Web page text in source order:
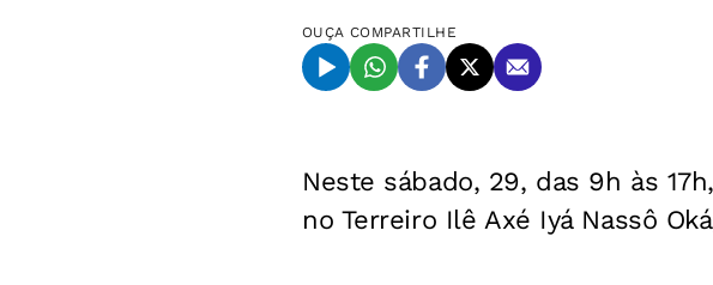
OUÇA COMPARTILHE
Neste sábado, 29, das 9h às
no Terreiro Ilê Axé Iyá Nassô